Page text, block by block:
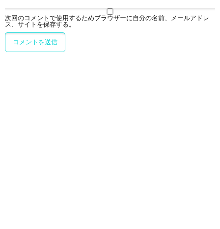
次回のコメントで使用するためブラウザーに自分の名前、メールアドレ
ス、サイトを保存する。